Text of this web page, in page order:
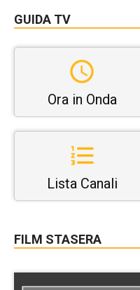
GUIDA TV
Ora in Onda
Lista Canali
FILM STASERA